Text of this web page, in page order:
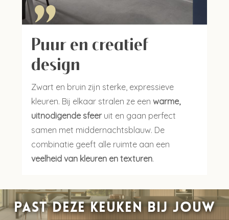
"
Puur en creatief
design
Zwart en bruin zijn sterke, expressieve
kleuren. Bij elkaar stralen ze een warme,
uitnodigende sfeeruit en gaan perfect
samen met middernachtsblauw. De
combinatie geeft alle ruimte aan een
veelheid van kleuren en texturen.
Past deze keuken bij jouw